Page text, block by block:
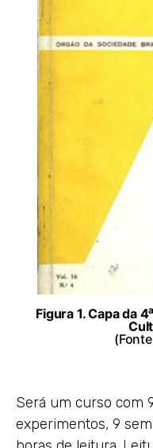
Figura 1. Capa da 4a
Será um curso com
experimentos, 9